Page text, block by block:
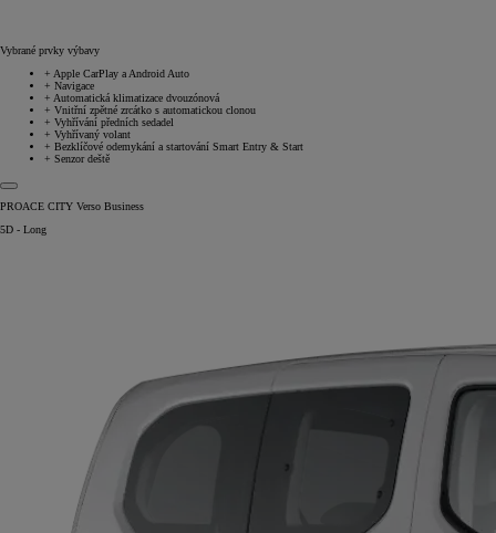
Vybrané prvky výbavy
+ Apple CarPlay a Android Auto
+ Navigace
+ Automatická klimatizace dvouzónová
+ Vnitřní zpětné zrcátko s automatickou clonou
+ Vyhřívání předních sedadel
+ Vyhřívaný volant
+ Bezklíčové odemykání a startování Smart Entry & Start
+ Senzor deště
PROACE CITY Verso Business
5D - Long